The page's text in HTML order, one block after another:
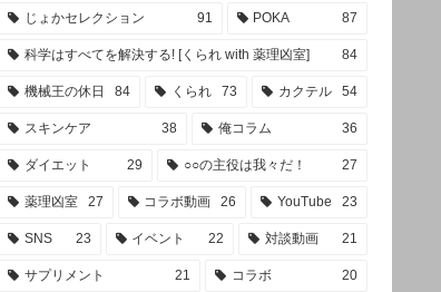
じょかセレクション 91 POKA 87
科学はすべてを解決する! [くられ with 薬理凶室] 84
機械王の休日 84 くられ 73 カクテル 54
スキンケア 38 俺コラム 36
ダイエット 29 ○○の主役は我々だ！ 27
薬理凶室 27 コラボ動画 26 YouTube 23
SNS 23 イベント 22 対談動画 21
サプリメント 21 コラボ 20